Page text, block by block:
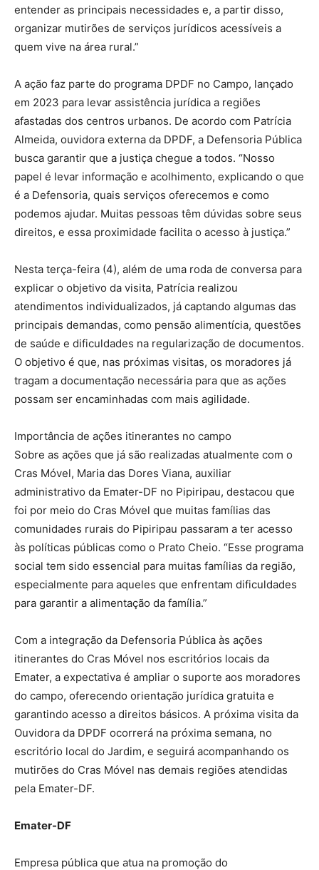
entender as principais necessidades e, a partir disso,
organizar mutirões de serviços jurídicos acessíveis a
quem vive na área rural.”
A ação faz parte do programa DPDF no Campo, lançado
em 2023 para levar assistência jurídica a regiões
afastadas dos centros urbanos. De acordo com Patrícia
Almeida, ouvidora externa da DPDF, a Defensoria Pública
busca garantir que a justiça chegue a todos. “Nosso
papel é levar informação e acolhimento, explicando o que
é a Defensoria, quais serviços oferecemos e como
podemos ajudar. Muitas pessoas têm dúvidas sobre seus
direitos, e essa proximidade facilita o acesso à justiça.”
Nesta terça-feira (4), além de uma roda de conversa para
explicar o objetivo da visita, Patrícia realizou
atendimentos individualizados, já captando algumas das
principais demandas, como pensão alimentícia, questões
de saúde e dificuldades na regularização de documentos.
O objetivo é que, nas próximas visitas, os moradores já
tragam a documentação necessária para que as ações
possam ser encaminhadas com mais agilidade.
Importância de ações itinerantes no campo
Sobre as ações que já são realizadas atualmente com o
Cras Móvel, Maria das Dores Viana, auxiliar
administrativo da Emater-DF no Pipiripau, destacou que
foi por meio do Cras Móvel que muitas famílias das
comunidades rurais do Pipiripau passaram a ter acesso
às políticas públicas como o Prato Cheio. “Esse programa
social tem sido essencial para muitas famílias da região,
especialmente para aqueles que enfrentam dificuldades
para garantir a alimentação da família.”
Com a integração da Defensoria Pública às ações
itinerantes do Cras Móvel nos escritórios locais da
Emater, a expectativa é ampliar o suporte aos moradores
do campo, oferecendo orientação jurídica gratuita e
garantindo acesso a direitos básicos. A próxima visita da
Ouvidora da DPDF ocorrerá na próxima semana, no
escritório local do Jardim, e seguirá acompanhando os
mutirões do Cras Móvel nas demais regiões atendidas
pela Emater-DF.
Emater-DF
Empresa pública que atua na promoção do